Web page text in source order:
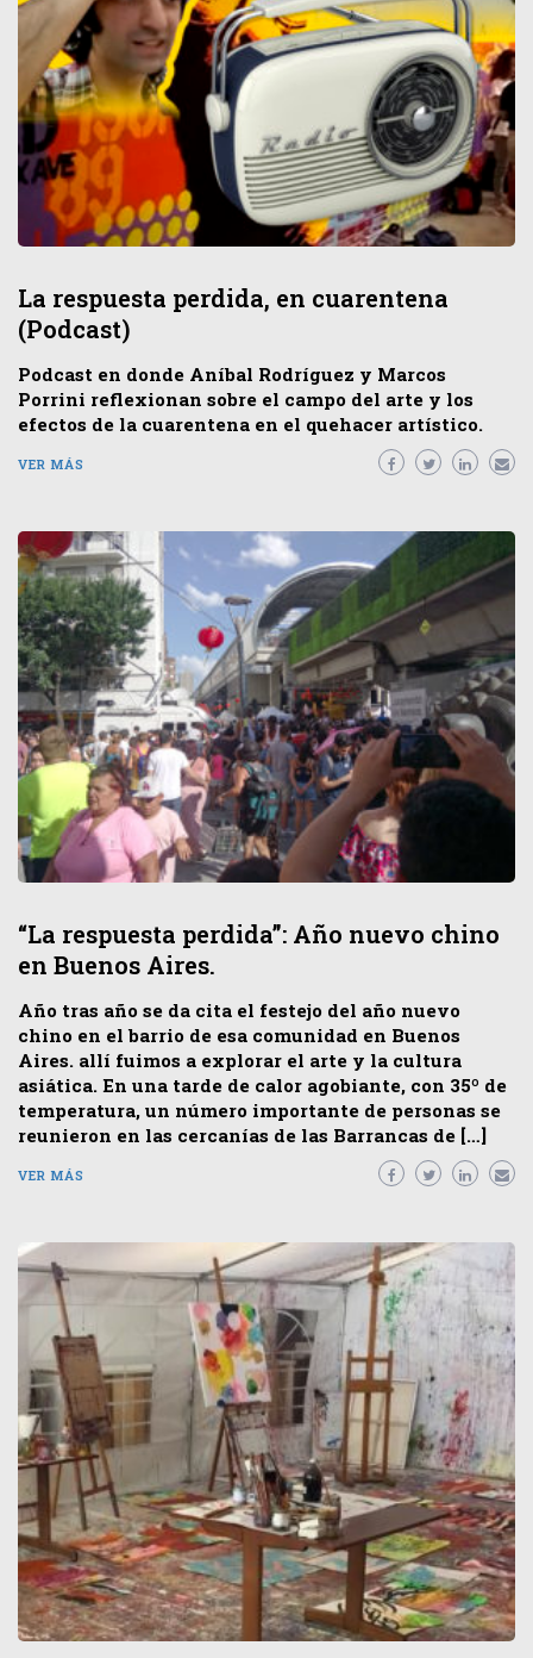
La respuesta perdida, en cuarentena
(Podcast)
Podcast en donde Aníbal Rodríguez y Marcos
Porrini reflexionan sobre el campo del arte y los
efectos de la cuarentena en el quehacer artístico.
VER MÁS
“La respuesta perdida”: Año nuevo chino
en Buenos Aires.
Año tras año se da cita el festejo del año nuevo
chino en el barrio de esa comunidad en Buenos
Aires. allí fuimos a explorar el arte y la cultura
asiática. En una tarde de calor agobiante, con 35º de
temperatura, un número importante de personas se
reunieron en las cercanías de las Barrancas de […]
VER MÁS